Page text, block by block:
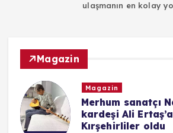
ulaşmanın en kolay
Magazin
Magazin
Merhum sanatçı
kardeşi Ali
Kırşehirliler oldu